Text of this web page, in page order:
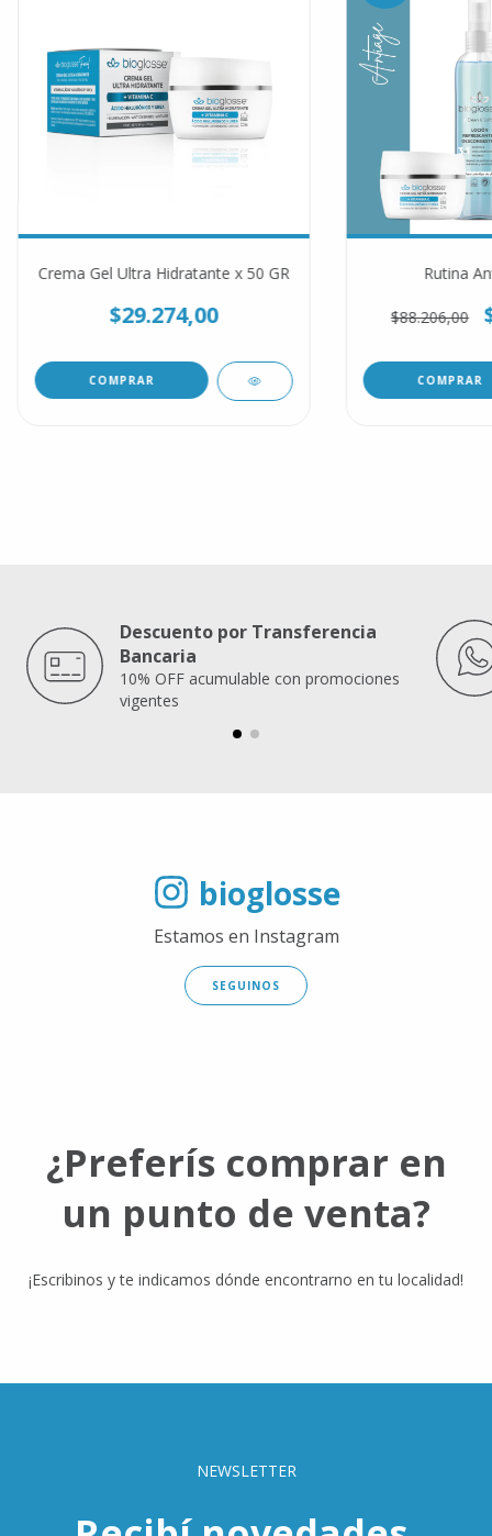
Crema Gel Ultra Hidratante x 50 GR
$29.274,00
Rutina
$88.206,00
Descuento por Transferencia
Bancaria
10% OFF acumulable con promociones
vigentes
bioglosse
Estamos en Instagram
SEGUINOS
¿Preferís comprar en
un punto de venta?
¡Escribinos y te indicamos dónde encontrarno en tu localidad!
NEWSLETTER